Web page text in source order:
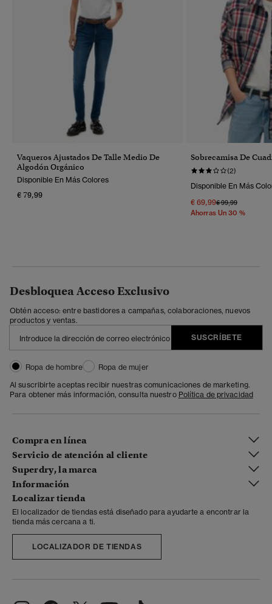
Vaqueros Ajustados De Talle Medio De
Algodón Orgánico
Disponible En Más Colores
€ 79,99
Sobrecamisa De
(2)
Disponible En Más
€ 69,99Precio Rebajado
€ 99,99A
Ahorras Un 30 %
Desbloquea Acceso Exclusivo
Obtén acceso: entre bastidores a campañas, colaboraciones, nuevos
productos y ventas.
SUSCRÍBETE
Ropa de hombre
Ropa de mujer
Al suscribirte aceptas recibir nuestras comunicaciones de marketing.
Para obtener más información, consulta nuestro Política de privacidad
Compra en línea
Servicio de atención al cliente
Superdry, la marca
Información
Localizar tienda
El localizador de tiendas está diseñado para ayudarte a encontrar la
tienda más cercana a ti.
LOCALIZADOR DE TIENDAS